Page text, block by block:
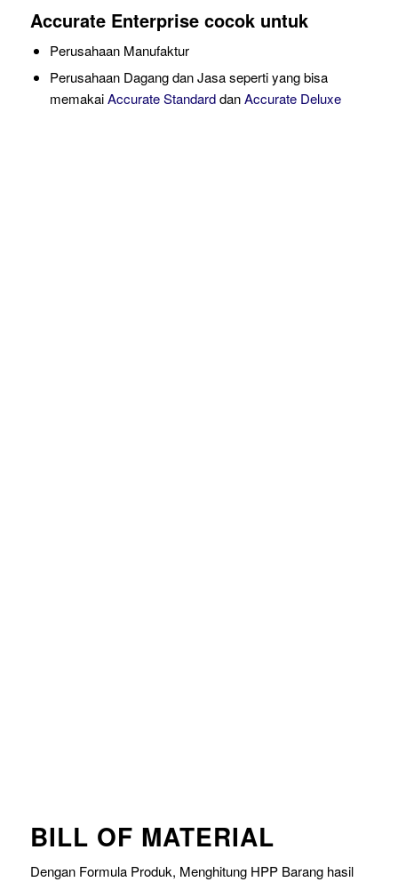
Accurate Enterprise cocok untuk
Perusahaan Manufaktur
Perusahaan Dagang dan Jasa seperti yang bisa
memakaiAccurate StandarddanAccurate Deluxe
BILL OF MATERIAL
Dengan Formula Produk, Menghitung HPP Barang hasil